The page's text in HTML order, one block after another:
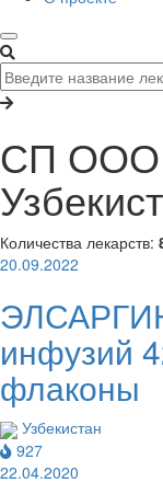
СП ООО
Количества лекарств:
20.09.2022
инфузий
флаконы
Узбекистан
927
22.04.2020